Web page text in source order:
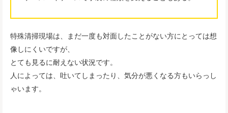
特殊清掃現場は、まだ一度も対面したことがない方にとっては想
像しにくいですが、
とても見るに耐えない状況です。
人によっては、吐いてしまったり、気分が悪くなる方もいらっし
ゃいます。